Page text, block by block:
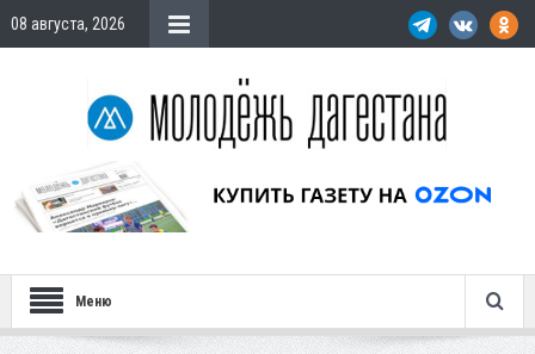
08 августа, 2026
Меню